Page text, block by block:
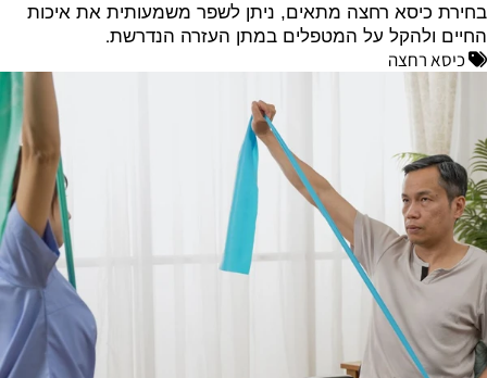
בחירת כיסא רחצה מתאים, ניתן לשפר משמעותית את איכות
החיים ולהקל על המטפלים במתן העזרה הנדרשת.
כיסא רחצה